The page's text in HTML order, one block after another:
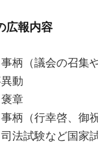
広報内容
柄（議会の召集
動
章
柄（行幸啓、御
法試験など国家